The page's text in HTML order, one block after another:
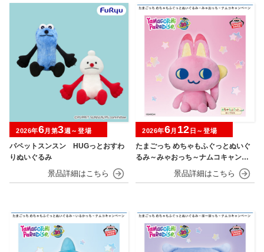
パペットスンスン HUGっとおすわ
りぬいぐるみ
2026年6月第3週～登場
たまごっち めちゃもふぐっとぬいぐ
るみ～みゃおっち～ナムコキャンペ
2026年6月 12 日～登場